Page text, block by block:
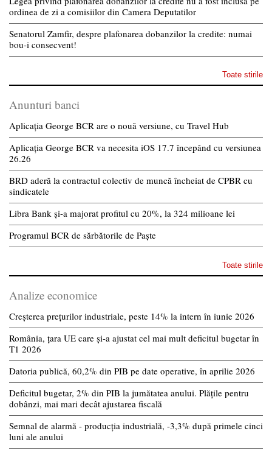
ordinea de zi a comisiilor din Camera Deputatilor
Senatorul Zamfir, despre plafonarea dobanzilor la credite: numai
bou-i consecvent!
Toate stirile
Anunturi banci
Aplicația George BCR are o nouă versiune, cu Travel Hub
Aplicația George BCR va necesita iOS 17.7 începând cu versiunea
26.26
BRD aderă la contractul colectiv de muncă încheiat de CPBR cu
sindicatele
Libra Bank și-a majorat profitul cu 20%, la 324 milioane lei
Programul BCR de sărbătorile de Paște
Toate stirile
Analize economice
Creșterea prețurilor industriale, peste 14% la intern în iunie 2026
România, țara UE care și-a ajustat cel mai mult deficitul bugetar în
T1 2026
Datoria publică, 60,2% din PIB pe date operative, în aprilie 2026
Deficitul bugetar, 2% din PIB la jumătatea anului. Plățile pentru
dobânzi, mai mari decât ajustarea fiscală
Semnal de alarmă - producția industrială, -3,3% după primele cinci
luni ale anului